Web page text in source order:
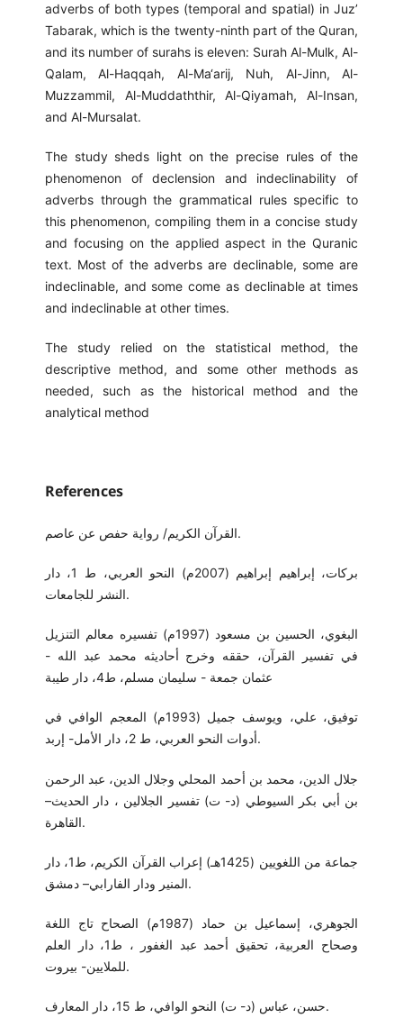
adverbs of both types (temporal and spatial) in Juz’
Tabarak, which is the twenty-ninth part of the Quran,
and its number of surahs is eleven: Surah Al-Mulk, Al-
Qalam, Al-Haqqah, Al-Ma‘arij, Nuh, Al-Jinn, Al-
Muzzammil, Al-Muddaththir, Al-Qiyamah, Al-Insan,
and Al-Mursalat.
The study sheds light on the precise rules of the
phenomenon of declension and indeclinability of
adverbs through the grammatical rules specific to
this phenomenon, compiling them in a concise study
and focusing on the applied aspect in the Quranic
text. Most of the adverbs are declinable, some are
indeclinable, and some come as declinable at times
and indeclinable at other times.
The study relied on the statistical method, the
descriptive method, and some other methods as
needed, such as the historical method and the
analytical method
References
القرآن الكريم/ رواية حفص عن عاصم.
بركات، إبراهيم إبراهيم (2007م) النحو العربي، ط 1، دار
النشر للجامعات.
البغوي، الحسين بن مسعود (1997م) تفسيره معالم التنزيل
في تفسير القرآن، حققه وخرج أحاديثه محمد عبد الله -
عثمان جمعة - سليمان مسلم، ط4، دار طيبة
توفيق، علي، ويوسف جميل (1993م) المعجم الوافي في
أدوات النحو العربي، ط 2، دار الأمل- إربد.
جلال الدين، محمد بن أحمد المحلي وجلال الدين، عبد الرحمن
بن أبي بكر السيوطي (د- ت) تفسير الجلالين ، دار الحديث–
القاهرة.
جماعة من اللغويين (1425هـ) إعراب القرآن الكريم، ط1، دار
المنير ودار الفارابي– دمشق.
الجوهري، إسماعيل بن حماد (1987م) الصحاح تاج اللغة
وصحاح العربية، تحقيق أحمد عبد الغفور ، ط1، دار العلم
للملايين- بيروت.
حسن، عباس (د- ت) النحو الوافي، ط 15، دار المعارف.